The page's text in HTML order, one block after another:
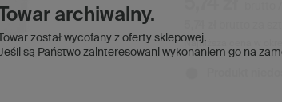
archiwalny.
został wycofany z oferty sklepowej.
są Państwo zainteresowani wykonaniem go na
Najniższa cena w